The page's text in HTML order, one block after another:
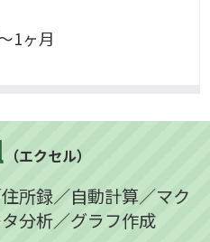
1ヶ月
（エクセル）
所録／自動計算／マク
分析／グラフ作成